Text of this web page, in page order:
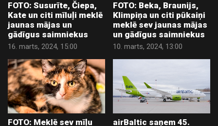
FOTO: Susurīte, Čiepa,
Kate un citi mīluļi meklē
jaunas mājas un
gādīgus saimniekus
16. marts, 2024, 15:00
FOTO: Beka, Braunijs,
Klimpiņa un citi pūkaiņi
meklē sev jaunas mājas
un gādīgus saimniekus
10. marts, 2024, 13:00
FOTO: Meklē sev mīļu
airBaltic saņem 45.